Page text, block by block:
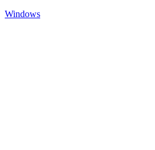
Windows